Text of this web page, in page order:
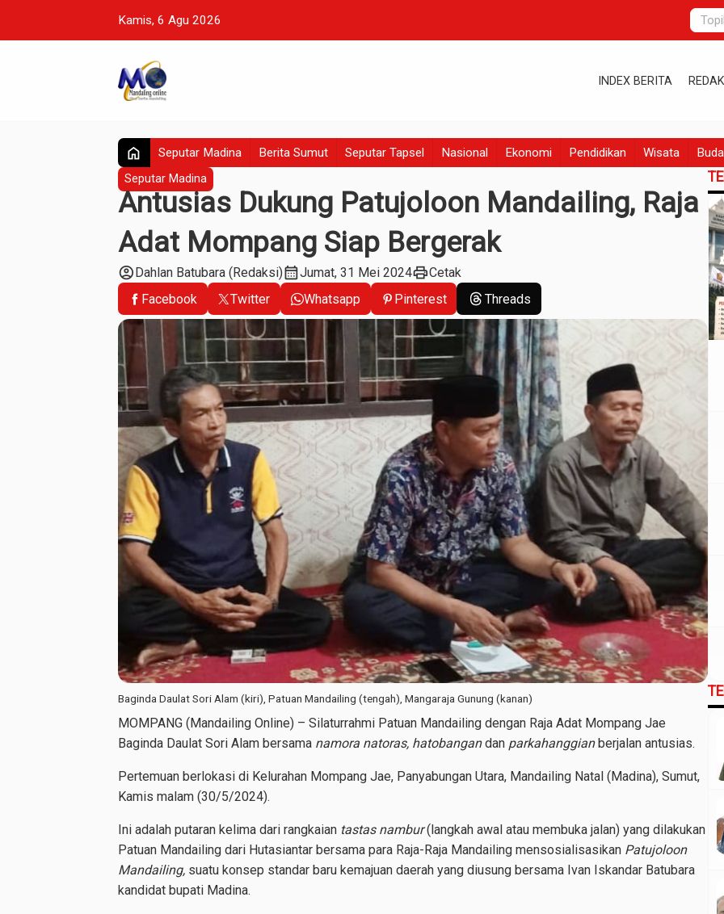
Kamis, 6 Agu 2026
INDEX BERITA
home Seputar Madina Berita Sumut Seputar Tapsel Nasional Ekonomi Pendidikan Wisata
Seputar Madina
Antusias Dukung Patujoloon Mandailing, Raja
Adat Mompang Siap Bergerak
account_circleDahlan Batubara (Redaksi)calendar_monthJumat, 31 Mei 2024printCetak
Facebook
Twitter Whatsapp Pinterest Threads
Baginda Daulat Sori Alam (kiri), Patuan Mandailing (tengah), Mangaraja Gunung (kanan)
MOMPANG (Mandailing Online) – Silaturrahmi Patuan Mandailing dengan Raja Adat Mompang Jae
Baginda Daulat Sori Alam bersama namora natoras, hatobangandan parkahanggianberjalan antusias.
Pertemuan berlokasi di Kelurahan Mompang Jae, Panyabungan Utara, Mandailing Natal (Madina), Sumut,
Kamis malam (30/5/2024).
Ini adalah putaran kelima dari rangkaian tastas nambur(langkah awal atau membuka jalan) yang dilakukan
Patuan Mandailing dari Hutasiantar bersama para Raja-Raja Mandailing mensosialisasikan Patujoloon
Mandailing, suatu konsep standar baru kemajuan daerah yang diusung bersama Ivan Iskandar Batubara
kandidat bupati Madina.